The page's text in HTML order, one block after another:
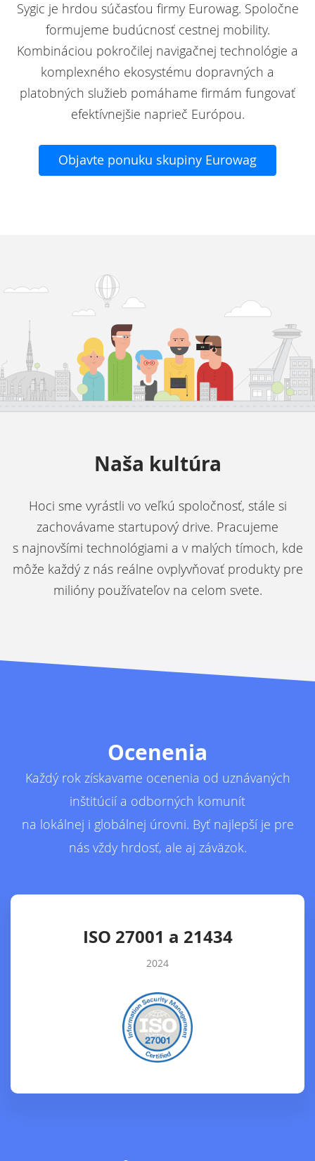
Sygic je hrdou súčasťou firmy Eurowag. Spoločne
formujeme budúcnosť cestnej mobility.
Kombináciou pokročilej navigačnej technológie a
komplexného ekosystému dopravných a
platobných služieb pomáhame firmám fungovať
efektívnejšie naprieč Európou.
Objavte ponuku skupiny Eurowag
Naša kultúra
Hoci sme vyrástli vo veľkú spoločnosť, stále si
zachovávame startupový drive. Pracujeme
s najnovšími technológiami a v malých tímoch, kde
môže každý z nás reálne ovplyvňovať produkty pre
milióny používateľov na celom svete.
Ocenenia
Každý rok získavame ocenenia od uznávaných
inštitúcií a odborných komunít
na lokálnej i globálnej úrovni. Byť najlepší je pre
nás vždy hrdosť, ale aj záväzok.
ISO 27001 a 21434
2024